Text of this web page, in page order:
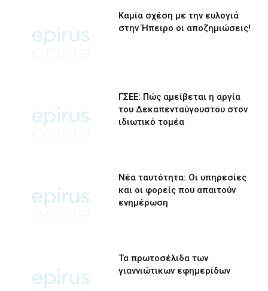
Καμία σχέση με την ευλογιά
στην Ήπειρο οι αποζημιώσεις!
ΓΣΕΕ: Πώς αμείβεται η αργία
του Δεκαπενταύγουστου στον
ιδιωτικό τομέα
Νέα ταυτότητα: Οι υπηρεσίες
και οι φορείς που απαιτούν
ενημέρωση
Τα πρωτοσέλιδα των
γιαννιώτικων εφημερίδων